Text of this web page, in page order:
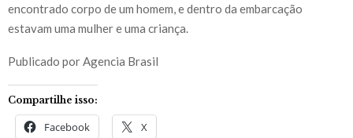
encontrado corpo de um homem, e dentro da embarcação
estavam uma mulher e uma criança.
Publicado por Agencia Brasil
Compartilhe isso:
Facebook X